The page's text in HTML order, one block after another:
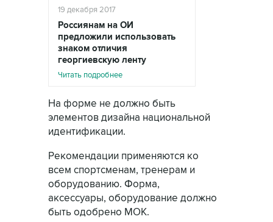
19 декабря 2017
Россиянам на ОИ
предложили использовать
знаком отличия
георгиевскую ленту
Читать подробнее
На форме не должно быть
элементов дизайна национальной
идентификации.
Рекомендации применяются ко
всем спортсменам, тренерам и
оборудованию. Форма,
аксессуары, оборудование должно
быть одобрено МОК.